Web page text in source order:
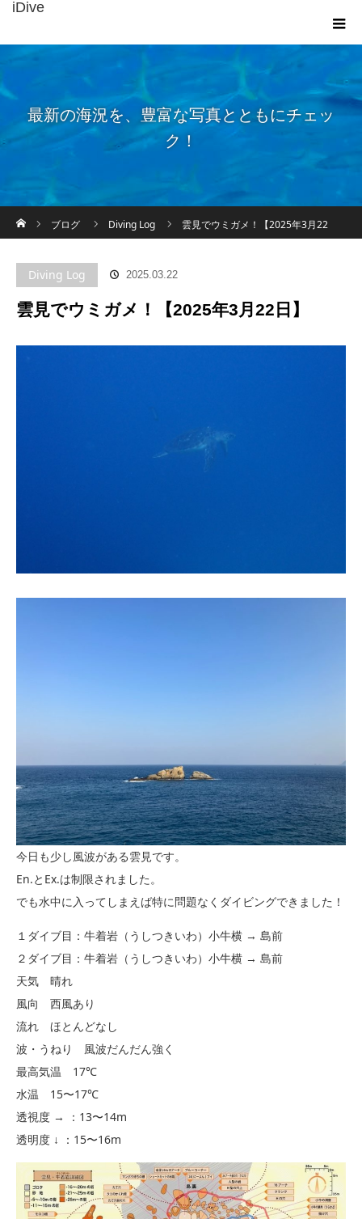
iDive
最新の海況を、豊富な写真とともにチェッ
ク！
ブログ
Diving Log 雲見でウミガメ！【2025年3月22
Diving Log 2025.03.22
雲見でウミガメ！【2025年3月22日】
今日も少し風波がある雲見です。
En.とEx.は制限されました。
でも水中に入ってしまえば特に問題なくダイビングできました！
１ダイブ目：牛着岩（うしつきいわ）小牛横 → 島前
２ダイブ目：牛着岩（うしつきいわ）小牛横 → 島前
天気 晴れ
風向 西風あり
流れ ほとんどなし
波・うねり 風波だんだん強く
最高気温 17℃
水温 15〜17℃
透視度 → ：13〜14m
透明度 ↓ ：15〜16m